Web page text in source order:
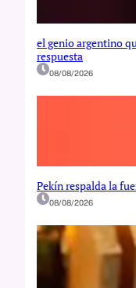
el genio argentino
respuesta
08/08/2026
Pekín respalda la
08/08/2026